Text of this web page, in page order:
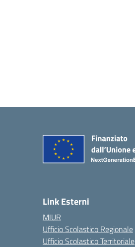
Link Esterni
MIUR
Ufficio Scolastico Regionale
Ufficio Scolastico Territoriale